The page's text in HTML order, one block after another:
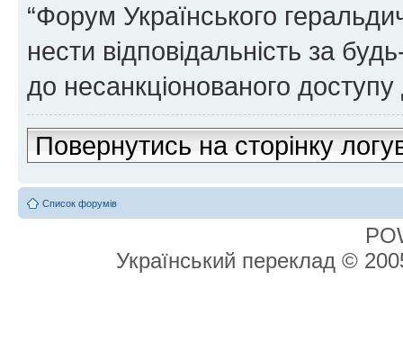
“Форум Українського
нести відповідальність за
до несанкціонованого доступу
Повернутись на сторінку
Список форумів
Український переклад ©